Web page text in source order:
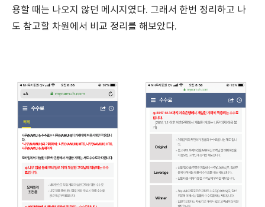
용할 때는 나오지 않던 메시지였다. 그래서 한번 정리하고 나
도 참고할 차원에서 비교 정리를 해보았다.